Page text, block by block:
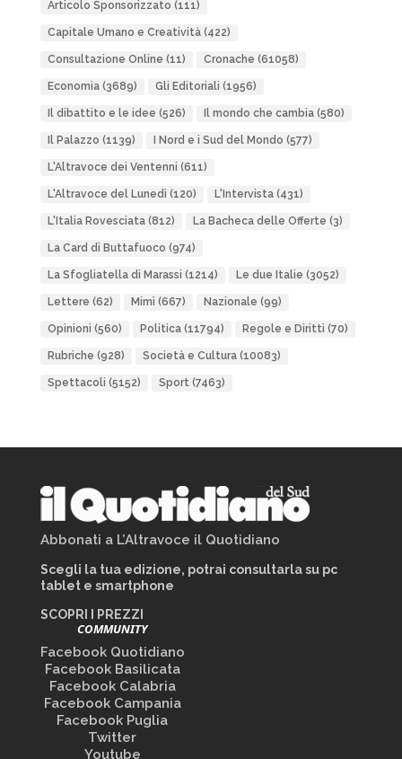
Articolo Sponsorizzato (111)
Capitale Umano e Creatività(422)
Consultazione Online (11) Cronache (61058)
Economia(3689) Gli Editoriali (1956)
Il dibattito e le idee (526) Il mondo che cambia(580)
Il Palazzo (1139) I Nord e i Sud del Mondo (577)
L'Altravoce dei Ventenni (611)
L'Altravoce del Lunedì (120) L'Intervista(431)
L'Italia Rovesciata(812) La Bacheca delle Offerte (3)
La Card di Buttafuoco (974)
La Sfogliatella di Marassi (1214) Le due Italie (3052)
Lettere (62) Mimì (667) Nazionale (99)
Opinioni (560) Politica(11794) Regole e Diritti (70)
Rubriche (928) Società e Cultura(10083)
Spettacoli (5152) Sport(7463)
Abbonati a L’Altravoce il Quotidiano
Scegli la tua edizione, potrai consultarla su pc
tablet e smartphone
SCOPRI I PREZZI
COMMUNITY
Facebook Quotidiano
Facebook Basilicata
Facebook Calabria
Facebook Campania
Facebook Puglia
Twitter
Youtube